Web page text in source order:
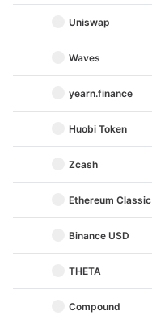
Uniswap
Waves
yearn.finance
Huobi Token
Zcash
Ethereum Classic
Binance USD
THETA
Compound